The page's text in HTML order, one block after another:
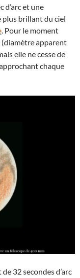
d’arc et une
plus brillant du ciel
. Pour le moment
apparent
elle ne cesse de
chaque
32 secondes d’arc